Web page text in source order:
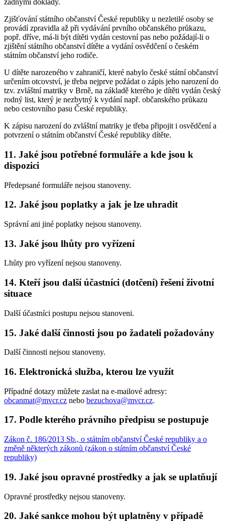
žádnými doklady.
Zjišťování státního občanství České republiky u nezletilé osoby se
provádí zpravidla až při vydávání prvního občanského průkazu,
popř. dříve, má-li být dítěti vydán cestovní pas nebo požádají-li o
zjištění státního občanství dítěte a vydání osvědčení o českém
státním občanství jeho rodiče.
U dítěte narozeného v zahraničí, které nabylo české státní občanství
určením otcovství, je třeba nejprve požádat o zápis jeho narození do
tzv. zvláštní matriky v Brně, na základě kterého je dítěti vydán český
rodný list, který je nezbytný k vydání např. občanského průkazu
nebo cestovního pasu České republiky.
K zápisu narození do zvláštní matriky je třeba připojit i osvědčení a
potvrzení o státním občanství České republiky dítěte.
11. Jaké jsou potřebné formuláře a kde jsou k
dispozici
Předepsané formuláře nejsou stanoveny.
12. Jaké jsou poplatky a jak je lze uhradit
Správní ani jiné poplatky nejsou stanoveny.
13. Jaké jsou lhůty pro vyřízení
Lhůty pro vyřízení nejsou stanoveny.
14. Kteří jsou další účastníci (dotčení) řešení životní
situace
Další účastníci postupu nejsou stanoveni.
15. Jaké další činnosti jsou po žadateli požadovány
Další činnosti nejsou stanoveny.
16. Elektronická služba, kterou lze využít
Případné dotazy můžete zaslat na e-mailové adresy:
obcanmat@mvcr.cz nebo bezuchova@mvcr.cz.
17. Podle kterého právního předpisu se postupuje
Zákon č. 186/2013 Sb., o státním občanství České republiky a o
změně některých zákonů (zákon o státním občanství České
republiky)
19. Jaké jsou opravné prostředky a jak se uplatňují
Opravné prostředky nejsou stanoveny.
20. Jaké sankce mohou být uplatněny v případě